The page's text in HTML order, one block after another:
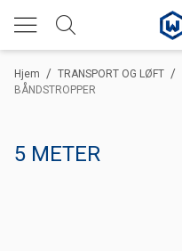
/
Hjem /
TRANSPORT OG LØFT
BÅNDSTROPPER
5 METER